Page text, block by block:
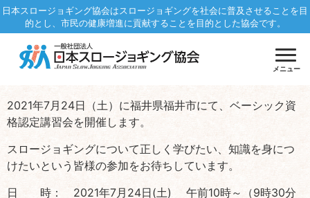
日本スロージョギング協会はスロージョギングを社会に普及させることを目
的とし、市民の健康増進に貢献することを目的とした協会です。
メニュー
2021年7月24日（土）に福井県福井市にて、ベーシック資
格認定講習会を開催します。
スロージョギングについて正しく学びたい、知識を身につ
けたいという皆様の参加をお待ちしています。
日 時： 2021年7月24日(土) 午前10時～（9時30分